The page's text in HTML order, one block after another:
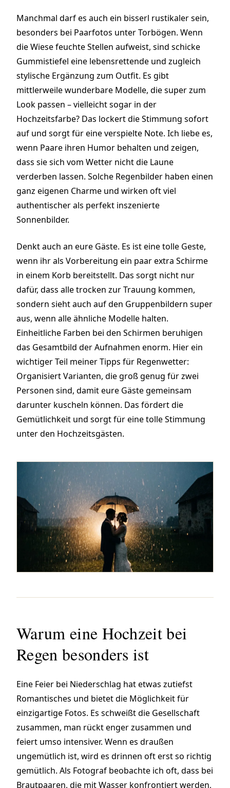
Manchmal darf es auch ein bisserl rustikaler sein,
besonders bei Paarfotos unter Torbögen. Wenn
die Wiese feuchte Stellen aufweist, sind schicke
Gummistiefel eine lebensrettende und zugleich
stylische Ergänzung zum Outfit. Es gibt
mittlerweile wunderbare Modelle, die super zum
Look passen – vielleicht sogar in der
Hochzeitsfarbe? Das lockert die Stimmung sofort
auf und sorgt für eine verspielte Note. Ich liebe es,
wenn Paare ihren Humor behalten und zeigen,
dass sie sich vom Wetter nicht die Laune
verderben lassen. Solche Regenbilder haben einen
ganz eigenen Charme und wirken oft viel
authentischer als perfekt inszenierte
Sonnenbilder.
Denkt auch an eure Gäste. Es ist eine tolle Geste,
wenn ihr als Vorbereitung ein paar extra Schirme
in einem Korb bereitstellt. Das sorgt nicht nur
dafür, dass alle trocken zur Trauung kommen,
sondern sieht auch auf den Gruppenbildern super
aus, wenn alle ähnliche Modelle halten.
Einheitliche Farben bei den Schirmen beruhigen
das Gesamtbild der Aufnahmen enorm. Hier ein
wichtiger Teil meiner Tipps für Regenwetter:
Organisiert Varianten, die groß genug für zwei
Personen sind, damit eure Gäste gemeinsam
darunter kuscheln können. Das fördert die
Gemütlichkeit und sorgt für eine tolle Stimmung
unter den Hochzeitsgästen.
Warum eine Hochzeit bei
Regen besonders ist
Eine Feier bei Niederschlag hat etwas zutiefst
Romantisches und bietet die Möglichkeit für
einzigartige Fotos. Es schweißt die Gesellschaft
zusammen, man rückt enger zusammen und
feiert umso intensiver. Wenn es draußen
ungemütlich ist, wird es drinnen oft erst so richtig
gemütlich. Als Fotograf beobachte ich oft, dass bei
Brautpaaren, die mit Wasser konfrontiert werden,